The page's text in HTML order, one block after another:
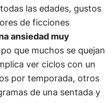
las edades, gustos
de ficciones
ansiedad muy
que muchos se quejan
ver ciclos con un
por temporada, otros
de una sentada y